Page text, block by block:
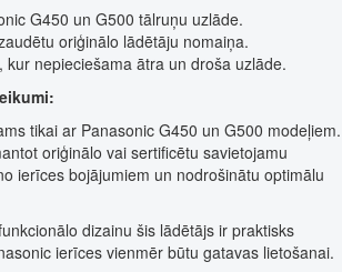
G450 un G500 tālruņu uzlāde.
oriģinālo lādētāju nomaiņa.
kur nepieciešama ātra un droša uzlāde.
tikai ar Panasonic G450 un G500 modeļiem.
oriģinālo vai sertificētu savietojamu
ierīces bojājumiem un nodrošinātu optimālu
dizainu šis lādētājs ir praktisks
ierīces vienmēr būtu gatavas lietošanai.